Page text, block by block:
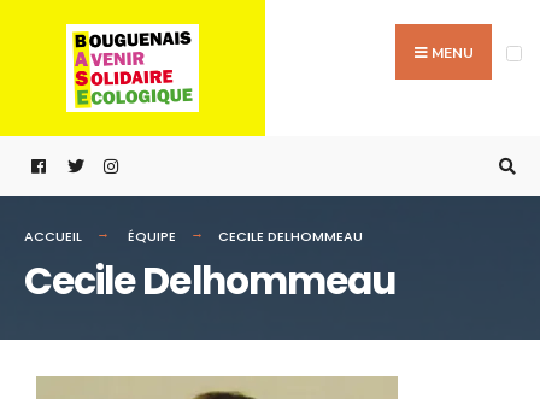
MENU
ACCUEIL ÉQUIPE CECILE DELHOMMEAU
Cecile Delhommeau